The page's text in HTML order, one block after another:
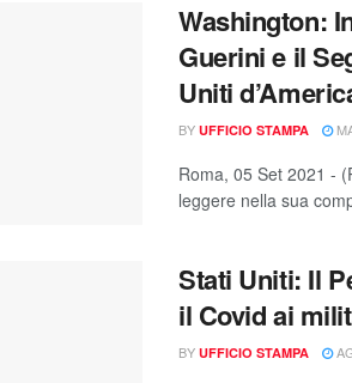
Washington:
Guerini e il
Uniti
BY UFFICIO STAMPA
Roma, 05 Set 2021 -
leggere nella sua
Stati Uniti: Il
il Covid ai
BY UFFICIO STAMPA